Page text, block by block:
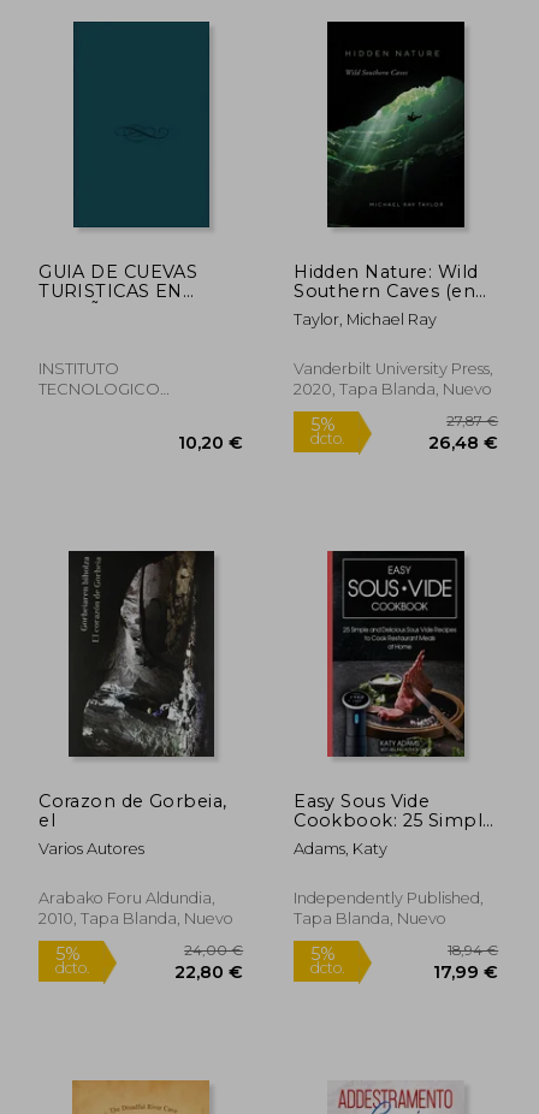
5% 5%
5%
dcto. 27,26 €
5%
dcto.
GUIA DE CUEVAS
TURISTICAS EN
ESPAÑA (En papel)
INSTITUTO
TECNOLOGICO
Hidden Nature: Wild
Southern Caves (en
Inglés)
Taylor, Michael Ray
Vanderbilt University Press,
2020, Tapa Blanda, Nuevo
Corazon de Gorbeia,
el
Varios Autores
Arabako Foru Aldundia,
2010, Tapa Blanda, Nuevo
Easy Sous Vide
Cookbook: 25 Simple
and Delicious Sous
Vide Recipes to Cook
Home (en Inglés)
Adams, Katy
Independently Published,
Tapa Blanda, Nuevo